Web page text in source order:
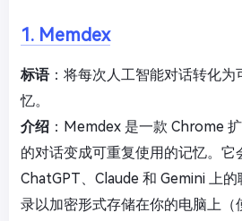
1. Memdex
标语：将每次人工智能对话转化为
忆。
介绍 ：Memdex 是一款 Chrome
的对话变成可重复使用的记忆。它
ChatGPT、Claude 和 Gemini 上
录以加密形式存储在你的电脑上